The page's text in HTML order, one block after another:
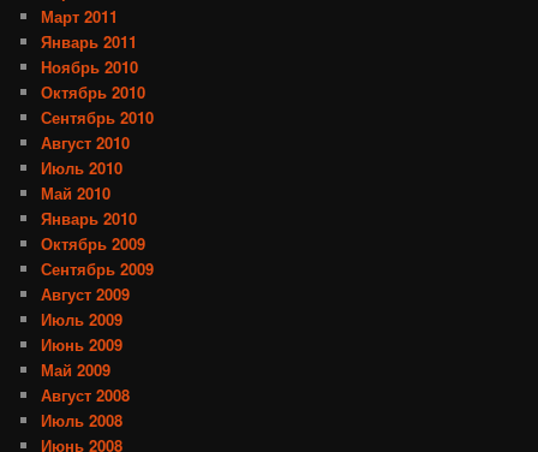
Март 2011
Январь 2011
Ноябрь 2010
Октябрь 2010
Сентябрь 2010
Август 2010
Июль 2010
Май 2010
Январь 2010
Октябрь 2009
Сентябрь 2009
Август 2009
Июль 2009
Июнь 2009
Май 2009
Август 2008
Июль 2008
Июнь 2008